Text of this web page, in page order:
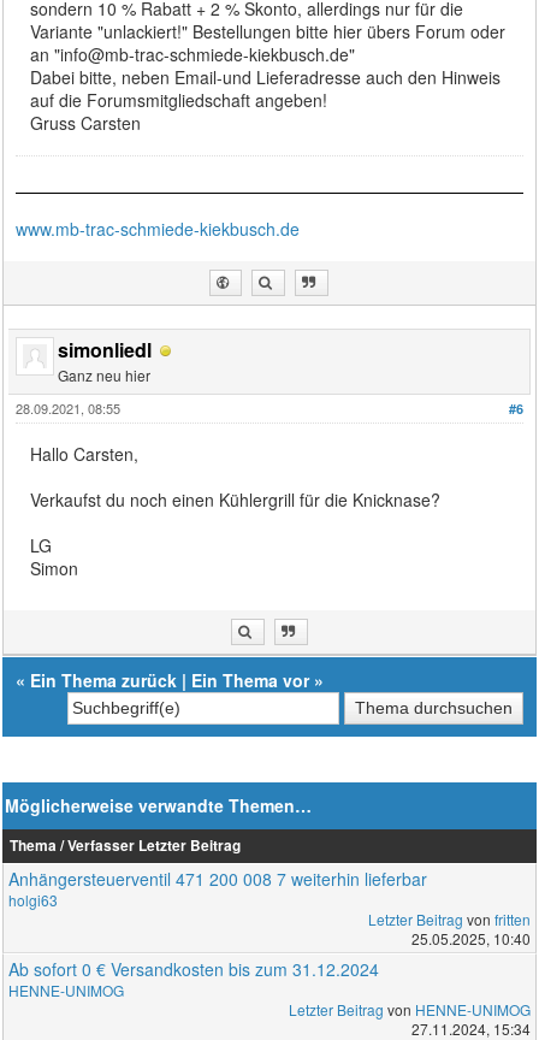
sondern 10 % Rabatt + 2 % Skonto, allerdings nur für die
Variante "unlackiert!" Bestellungen bitte hier übers Forum oder
an "info@mb-trac-schmiede-kiekbusch.de"
Dabei bitte, neben Email-und Lieferadresse auch den Hinweis
auf die Forumsmitgliedschaft angeben!
Gruss Carsten
www.mb-trac-schmiede-kiekbusch.de
simonliedl
Ganz neu hier
#6
28.09.2021, 08:55
Hallo Carsten,
Verkaufst du noch einen Kühlergrill für die Knicknase?
LG
Simon
« Ein Thema zurück | Ein Thema vor»
Möglicherweise verwandte Themen…
Thema / Verfasser Letzter Beitrag
Anhängersteuerventil 471 200 008 7 weiterhin lieferbar
holgi63
Letzter Beitrag von fritten
25.05.2025, 10:40
Ab sofort 0 € Versandkosten bis zum 31.12.2024
HENNE-UNIMOG
Letzter Beitrag von HENNE-UNIMOG
27.11.2024, 15:34